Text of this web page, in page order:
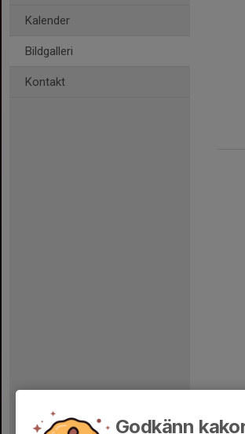
Kalender
Bildgalleri
Kontakt
Godkänn